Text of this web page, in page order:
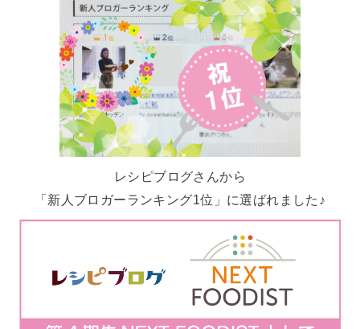
レシピブログさんから
「新人ブロガーランキング1位」に選ばれました♪